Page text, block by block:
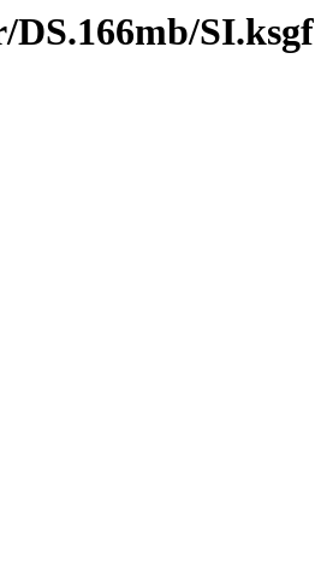
DS.166mb/SI.ksgf